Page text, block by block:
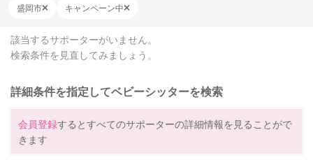
盛岡市 キャンペーン中
該当するサポーターがいません。
検索条件を見直してみましょう。
詳細条件を指定してベビーシッターを検索
会員登録するとすべてのサポーターの詳細情報を見ることがで
きます